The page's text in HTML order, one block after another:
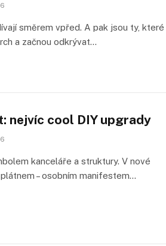
směrem vpřed. A pak jsou ty, které
a začnou odkrývat…
nejvíc cool DIY upgrady
kanceláře a struktury. V nové
– osobním manifestem…